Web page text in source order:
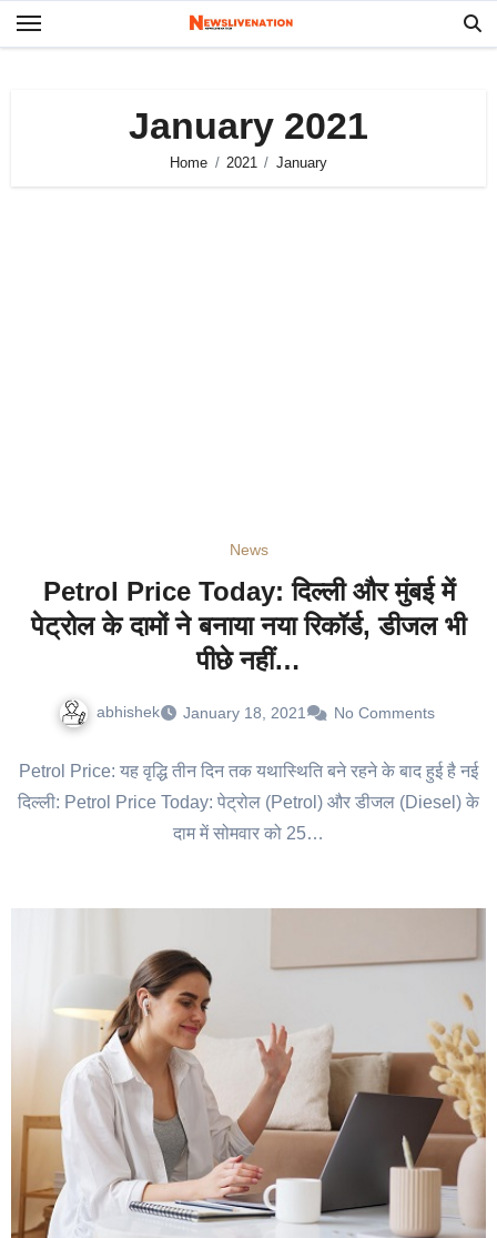
Skip
to
January 2021
Home 2021 January
News
Petrol Price Today: दिल्ली और मुंबई में
पेट्रोल के दामों ने बनाया नया रिकॉर्ड, डीजल भी
पीछे नहीं…
abhishek January 18, 2021 No Comments
Petrol Price: यह वृद्धि तीन दिन तक यथास्थिति बने रहने के बाद हुई है नई
दिल्ली: Petrol Price Today: पेट्रोल (Petrol) और डीजल (Diesel) के
दाम में सोमवार को 25…